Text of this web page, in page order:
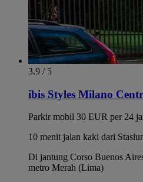
3.9 / 5
ibis Styles Milano
Parkir mobil 30 EUR per 24
10 menit jalan kaki dari
Di jantung Corso Buenos
metro Merah (Lima)